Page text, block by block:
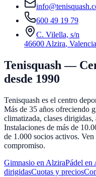
600 49 19 79
C. Vilella, s/n
46600 Alzira, Valencia
Tenisquash —
desde 1990
Tenisquash es el centro
Más de 35 años ofreciendo
climatizada, clases
Instalaciones de más de
de 1.000 socios activos.
compromiso.
Gimnasio en AlziraPádel en
dirigidasCuotas y precios